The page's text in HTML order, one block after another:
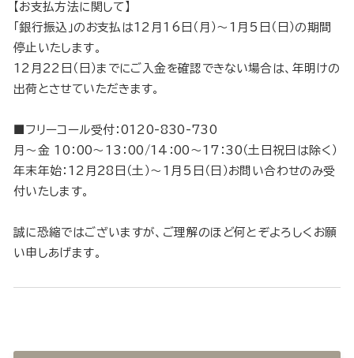
【お支払方法に関して】
「銀行振込」のお支払は12月16日（月）～1月5日（日）の期間
停止いたします。
12月22日（日）までにご入金を確認できない場合は、年明けの
出荷とさせていただきます。
■フリーコール受付：0120-830-730
月～金 10：00～13：00/14：00～17：30（土日祝日は除く）
年末年始：12月28日（土）～1月5日（日）お問い合わせのみ受
付いたします。
誠に恐縮ではございますが、ご理解のほど何とぞよろしくお願
い申しあげます。